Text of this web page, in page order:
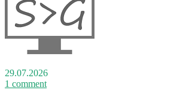
29.07.2026
1 comment